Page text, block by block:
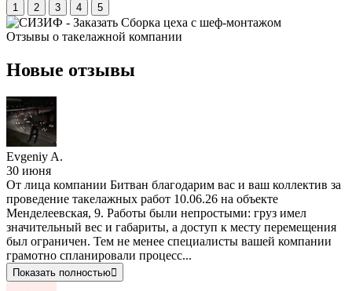
1 2 3 4 5
Отзывы о такелажной компании
Новые отзывы
Evgeniy A.
30 июня
От лица компании Битван благодарим вас и ваш коллектив за
проведение такелажных работ 10.06.26 на объекте
Менделеевская, 9. Работы были непростыми: груз имел
значительный вес и габариты, а доступ к месту перемещения
был ограничен. Тем не менее специалисты вашей компании
грамотно спланировали процесс...
Показать полностью